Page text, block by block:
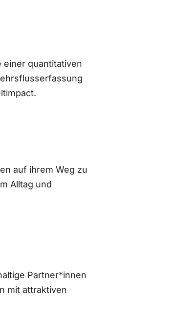
einer quantitativen
auf ihrem Weg zu
Alltag und
Partner*innen
mit attraktiven